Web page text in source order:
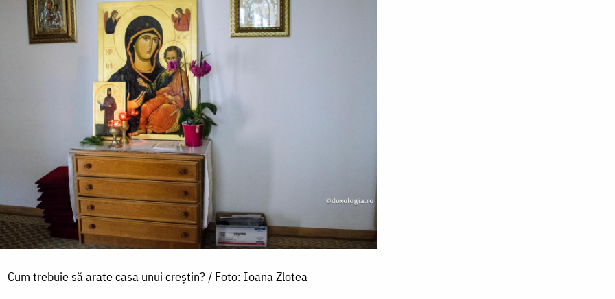
Cum trebuie să arate casa unui creștin? / Foto: Ioana Zlotea